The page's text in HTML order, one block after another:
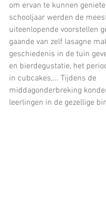
om ervan te kunnen
schooljaar werden de
uiteenlopende voorstellen
gaande van zelf lasagne
geschiedenis in de tuin
en bierdegustatie, het
in cubcakes,... Tijdens de
middagonderbreking
leerlingen in de gezellige